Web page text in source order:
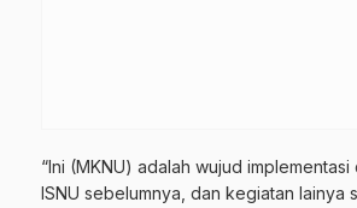
“Ini (MKNU) adalah wujud
ISNU sebelumnya, dan kegiatan lainya